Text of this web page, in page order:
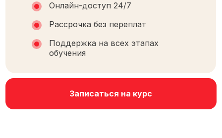
Записаться на курс
Поддержка на всех этапах
обучения
Рассрочка без переплат
Онлайн-доступ 24/7